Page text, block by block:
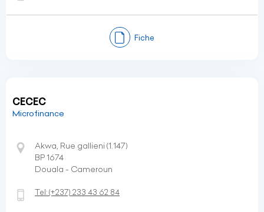
Fiche
CECEC
Microfinance
Akwa, Rue gallieni (1.147)
BP 1674
Douala - Cameroun
Tel:(+237) 233 43 62 84